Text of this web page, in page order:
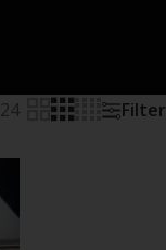
24 Filter